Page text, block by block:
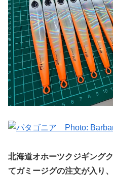
北海道オホーツクジギング
てガミージグの注文が入り